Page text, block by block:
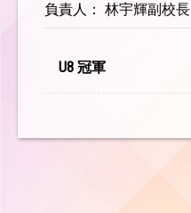
負責人： 林宇輝副校長
U8 冠軍